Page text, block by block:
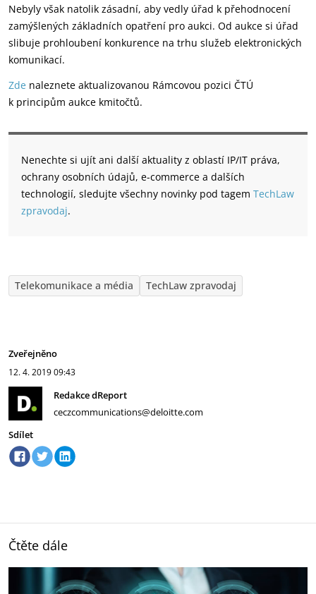
Nebyly však natolik zásadní, aby vedly úřad k přehodnocení
zamýšlených základních opatření pro aukci. Od aukce si úřad
slibuje prohloubení konkurence na trhu služeb elektronických
komunikací.
Zde naleznete aktualizovanou Rámcovou pozici ČTÚ
k principům aukce kmitočtů.
Nenechte si ujít ani další aktuality z oblastí IP/IT práva,
ochrany osobních údajů, e-commerce a dalších
technologií, sledujte všechny novinky pod tagem TechLaw
zpravodaj.
Telekomunikace a média TechLaw zpravodaj
Zveřejněno
12. 4. 201909:43
Redakce dReport
ceczcommunications@deloitte.com
Sdílet
Čtěte dále